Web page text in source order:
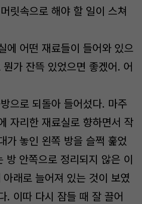
릿속으로 해야 할 일이 스쳐
에 어떤 재료들이 들어와 있으
가 잔뜩 있었으면 좋겠어. 어
으로 되돌아 들어섰다. 마주
자리한 재료실로 향하면서 작
가 놓인 왼쪽 방을 슬쩍 훑었
방 안쪽으로 정리되지 않은 이
래로 늘어져 있는 것이 보였
. 이따 다시 잠들 때 잘 끌어